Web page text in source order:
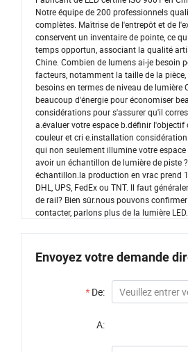
Notre équipe de 200 professionnels
complètes. Maîtrise de l'entrepôt et de
conservent un inventaire de pointe, ce
temps opportun, associant la qualité
Chine. Combien de lumens ai-je besoin
facteurs, notamment la taille de la
besoins en termes de niveau de
beaucoup d'énergie pour économiser
considérations pour s'assurer qu'il
a.évaluer votre espace b.définir
couleur et cri e.installation
qui non seulement illumine votre
avoir un échantillon de lumière de piste
échantillon.la production en vrac prend
DHL, UPS, FedEx ou TNT. Il faut
de rail? Bien sûr.nous pouvons
contacter, parlons plus de la lumière LED.
Envoyez votre demande
* De:
A: